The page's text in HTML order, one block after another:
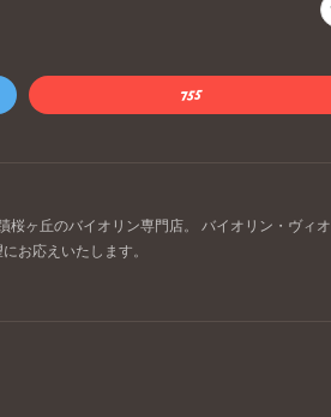
ヶ丘のバイオリン専門店。 バイオリン・ヴィオ
お応えいたします。